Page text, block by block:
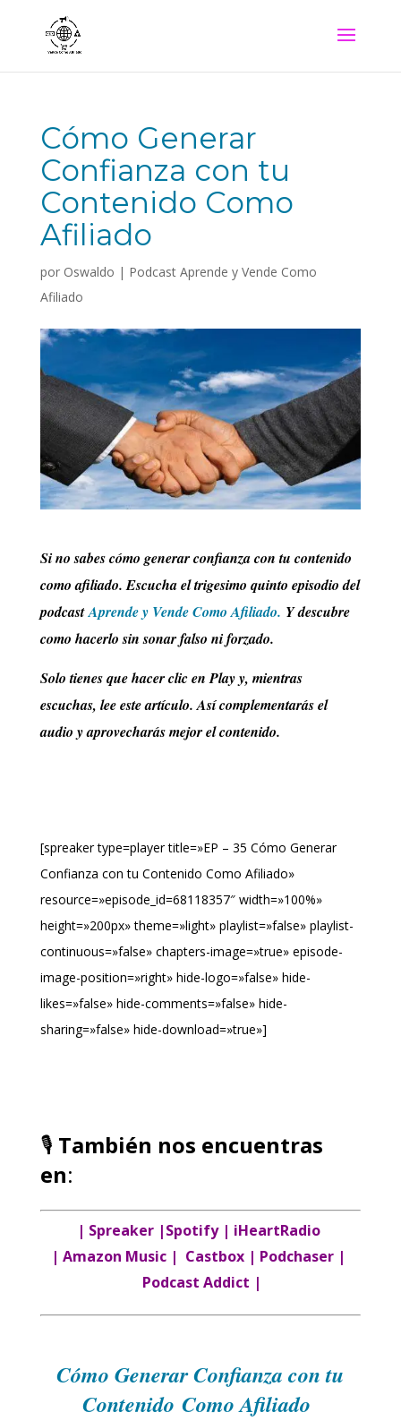
Cómo Generar
Confianza con tu
Contenido Como
Afiliado
por Oswaldo | Podcast Aprende y Vende Como
Afiliado
Si no sabes cómo generar confianza con tu contenido
como afiliado. Escucha el trigesimo quinto episodio del
podcastAprende y Vende Como Afiliado. Y descubre
como hacerlo sin sonar falso ni forzado.
Solo tienes que hacer clic en Play y, mientras
escuchas, lee este artículo. Así complementarás el
audio y aprovecharás mejor el contenido.
[spreaker type=player title=»EP – 35 Cómo Generar
Confianza con tu Contenido Como Afiliado»
resource=»episode_id=68118357″ width=»100%»
height=»200px» theme=»light» playlist=»false» playlist-
continuous=»false» chapters-image=»true» episode-
image-position=»right» hide-logo=»false» hide-
likes=»false» hide-comments=»false» hide-
sharing=»false» hide-download=»true»]
🎙️ También nos encuentras
en:
| Spreaker|Spotify | iHeartRadio
|Amazon Music | Castbox | Podchaser |
Podcast Addict |
Cómo Generar Confianza con tu
ContenidoComo Afiliado